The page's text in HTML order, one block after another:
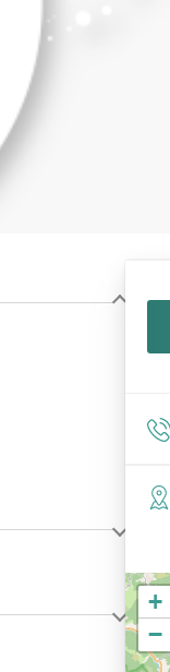
+
−